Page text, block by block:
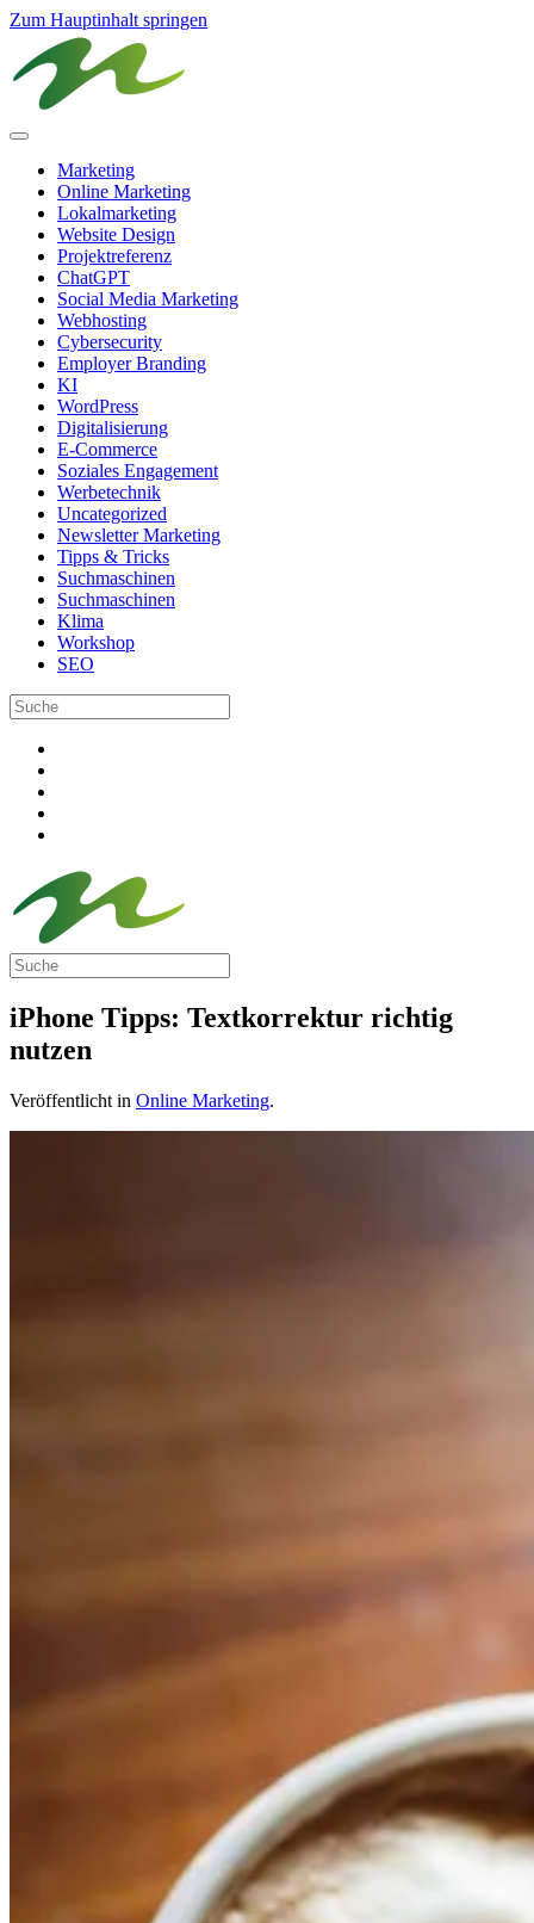
Zum Hauptinhalt springen
Marketing
Online Marketing
Lokalmarketing
Website Design
Projektreferenz
ChatGPT
Social Media Marketing
Webhosting
Cybersecurity
Employer Branding
KI
WordPress
Digitalisierung
E-Commerce
Soziales Engagement
Werbetechnik
Uncategorized
Newsletter Marketing
Tipps & Tricks
Suchmaschinen
Suchmaschinen
Klima
Workshop
SEO
iPhone Tipps: Textkorrektur richtig
nutzen
Veröffentlicht in Online Marketing.